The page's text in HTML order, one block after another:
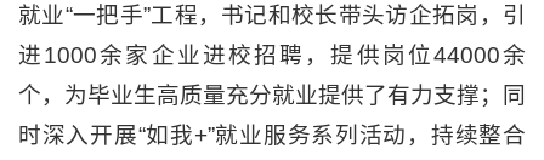
就业“一把手”工程，书记和校长带头访企拓岗，引
进1000余家企业进校招聘，提供岗位44000余
个，为毕业生高质量充分就业提供了有力支撑；同
时深入开展“如我+”就业服务系列活动，持续整合